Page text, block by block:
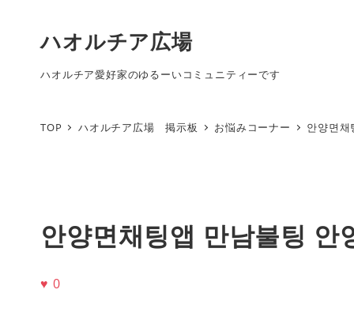
ハオルチア広場
ハオルチア愛好家のゆるーいコミュニティーです
TOP ハオルチア広場 掲示板 お悩みコーナー 안양면채
안양면채팅앱 만남불팅 안
♥ 0